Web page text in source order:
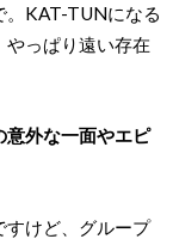
。KAT-TUNになる
っぱり遠い存在
外な一面やエピ
すけど、グループ